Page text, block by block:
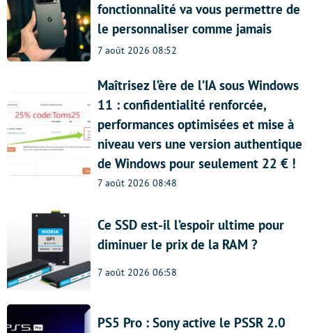
fonctionnalité va vous permettre de
le personnaliser comme jamais
7 août 2026 08:52
Maîtrisez l’ère de l’IA sous Windows
11 : confidentialité renforcée,
performances optimisées et mise à
niveau vers une version authentique
de Windows pour seulement 22 € !
7 août 2026 08:48
Ce SSD est-il l’espoir ultime pour
diminuer le prix de la RAM ?
7 août 2026 06:58
PS5 Pro : Sony active le PSSR 2.0